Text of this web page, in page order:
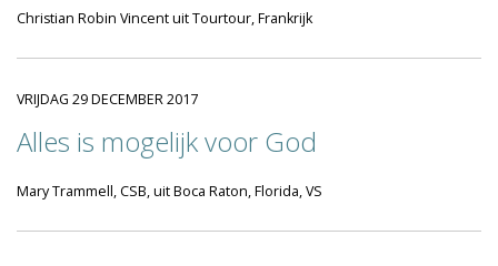
Christian Robin Vincent uit Tourtour, Frankrijk
VRIJDAG 29 DECEMBER 2017
Alles is mogelijk voor God
Mary Trammell, CSB, uit Boca Raton, Florida, VS